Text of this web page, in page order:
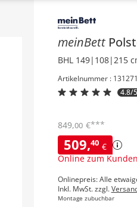
Inhalt der
meinBett
BHL 149|108|215
Artikelnummer :
4.8/5
509,40 €
Online zum
849,00 €***
Onlinepreis: Alle
Inkl. MwSt. zzgl.
Montage zubuchbar